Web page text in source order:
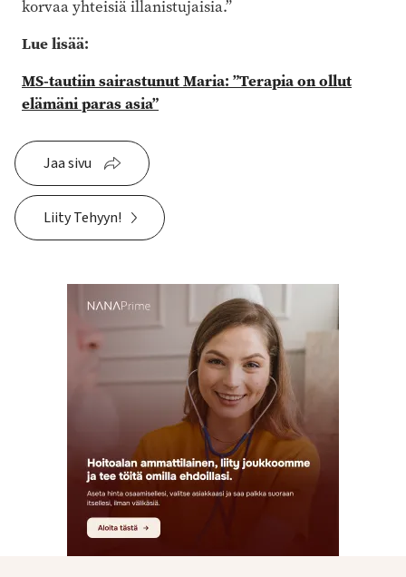
korvaa yhteisiä illanistujaisia.”
Lue lisää:
MS-tautiin sairastunut Maria: ”Terapia on ollut
elämäni paras asia”
Jaa sivu
Liity Tehyyn!